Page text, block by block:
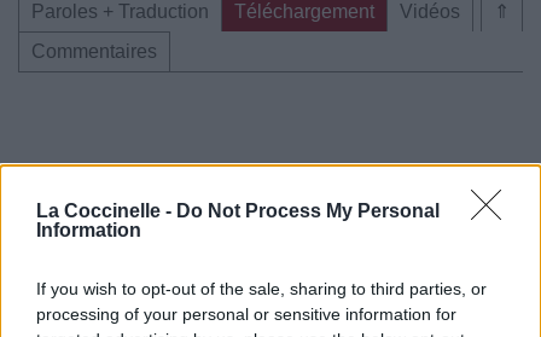
La Coccinelle - Do Not Process My Personal
Information
If you wish to opt-out of the sale, sharing to third parties, or
processing of your personal or sensitive information for
⇑
Paroles + Traduction Téléchargement
Vidéos
Commentaires
Vous aimez chanter, apprenez la guitare chez
Trouver des vinyles et des CD sur